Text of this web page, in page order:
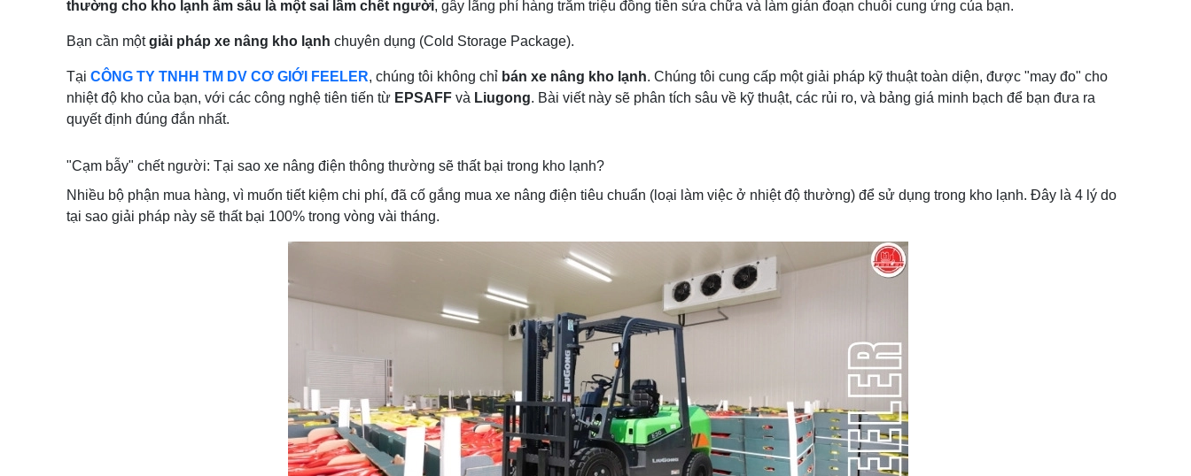
thường cho kho lạnh âm sâu là một sai lầm chết người, gây lãng phí hàng trăm triệu đồng tiền sửa chữa và làm gián đoạn chuỗi cung ứng của bạn.
Bạn cần mộtgiải pháp xe nâng kho lạnh chuyên dụng (Cold Storage Package).
Tại CÔNG TY TNHH TM DV CƠ GIỚI FEELER, chúng tôi không chỉ bán xe nâng kho lạnh. Chúng tôi cung cấp một giải pháp kỹ thuật toàn diện, được "may đo" cho
nhiệt độ kho của bạn, với các công nghệ tiên tiến từ EPSAFFvà Liugong. Bài viết này sẽ phân tích sâu về kỹ thuật, các rủi ro, và bảng giá minh bạch để bạn đưa ra
quyết định đúng đắn nhất.
"Cạm bẫy" chết người: Tại sao xe nâng điện thông thường sẽ thất bại trong kho lạnh?
Nhiều bộ phận mua hàng, vì muốn tiết kiệm chi phí, đã cố gắng mua xe nâng điện tiêu chuẩn (loại làm việc ở nhiệt độ thường) để sử dụng trong kho lạnh. Đây là 4 lý do
tại sao giải pháp này sẽ thất bại 100% trong vòng vài tháng.